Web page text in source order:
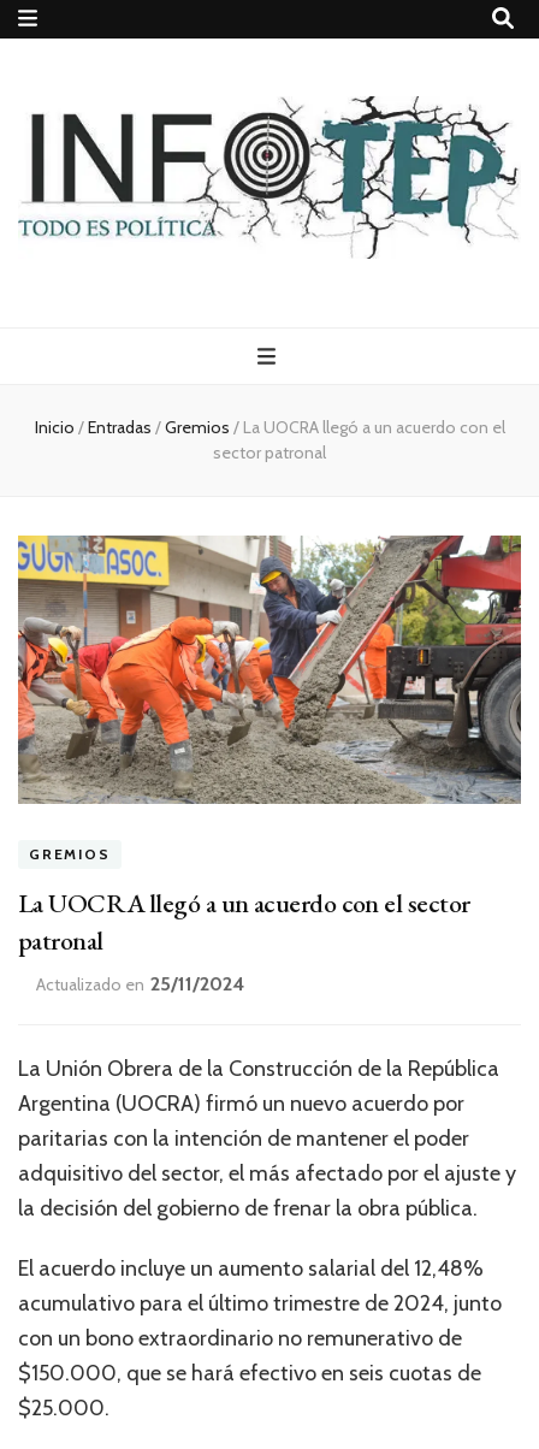
Todo es
(rosca)
política
Inicio /Entradas /Gremios / La UOCRA llegó a un acuerdo con el
sector patronal
GREMIOS
La UOCRA llegó a un acuerdo con el sector
patronal
Actualizado en 25/11/2024
La Unión Obrera de la Construcción de la República
Argentina (UOCRA) firmó un nuevo acuerdo por
paritarias con la intención de mantener el poder
adquisitivo del sector, el más afectado por el ajuste y
la decisión del gobierno de frenar la obra pública.
El acuerdo incluye un aumento salarial del 12,48%
acumulativo para el último trimestre de 2024, junto
con un bono extraordinario no remunerativo de
$150.000, que se hará efectivo en seis cuotas de
$25.000.